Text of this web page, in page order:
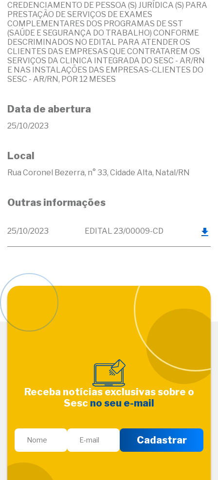
CREDENCIAMENTO DE PESSOA (S) JURÍDICA (S) PARA
PRESTAÇÃO DE SERVIÇOS DE EXAMES
COMPLEMENTARES DOS PROGRAMAS DE SST
(SAÚDE E SEGURANÇA DO TRABALHO) CONFORME
DESCRIMINADOS NO EDITAL PARA ATENDER OS
CLIENTES DAS EMPRESAS QUE CONTRATAREM OS
SERVIÇOS DA CLINICA INTEGRADA DO SESC - AR/RN
E NAS INSTALAÇÕES DAS EMPRESAS-CLIENTES DO
SESC - AR/RN, POR 12 MESES
Data de abertura
25/10/2023
Local
Rua Coronel Bezerra, n° 33, Cidade Alta, Natal/RN
Outras informações
25/10/2023 EDITAL 23/00009-CD
Receba notícias exclusivas sobre o
Sesc no seu e-mail